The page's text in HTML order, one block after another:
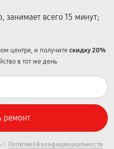
занимает всего 15 минут;
центре, и получитескидку 20%
в тот же день
с Политикой конфиденциальности